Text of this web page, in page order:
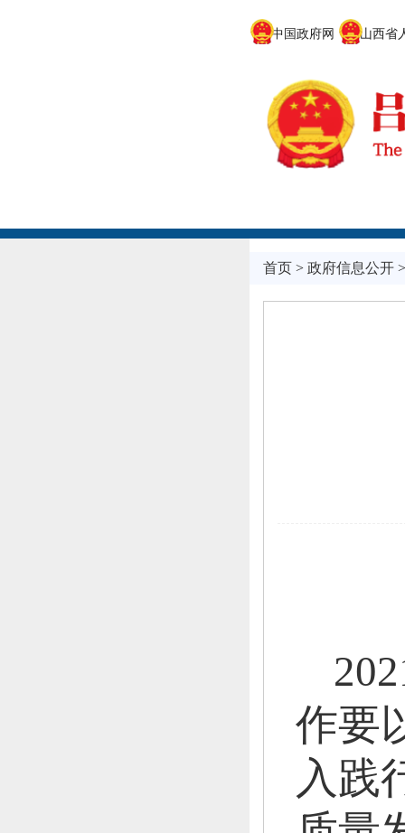
中国政府网 山西省人
首页> 政府信息公开
作要
入践